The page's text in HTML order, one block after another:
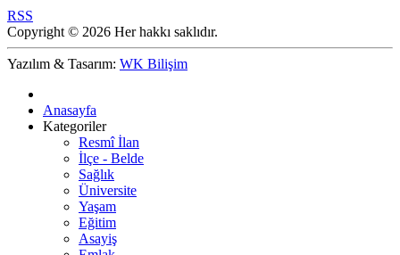
RSS
Copyright © 2026 Her hakkı saklıdır.
Yazılım & Tasarım: WK Bilişim
Anasayfa
Kategoriler
Resmî İlan
İlçe - Belde
Sağlık
Üniversite
Yaşam
Eğitim
Asayiş